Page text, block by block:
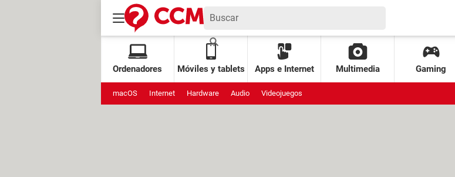
Ordenadores Móviles y tablets Apps e Internet Multimedia Gaming
macOS Internet Hardware Audio Videojuegos